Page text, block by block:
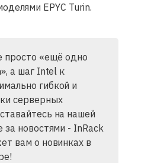
EPYC Turin.
просто «ещё одно
а шаг Intel к
гибкой и
серверных
на нашей
за новостями - InRack
вам о новинках в